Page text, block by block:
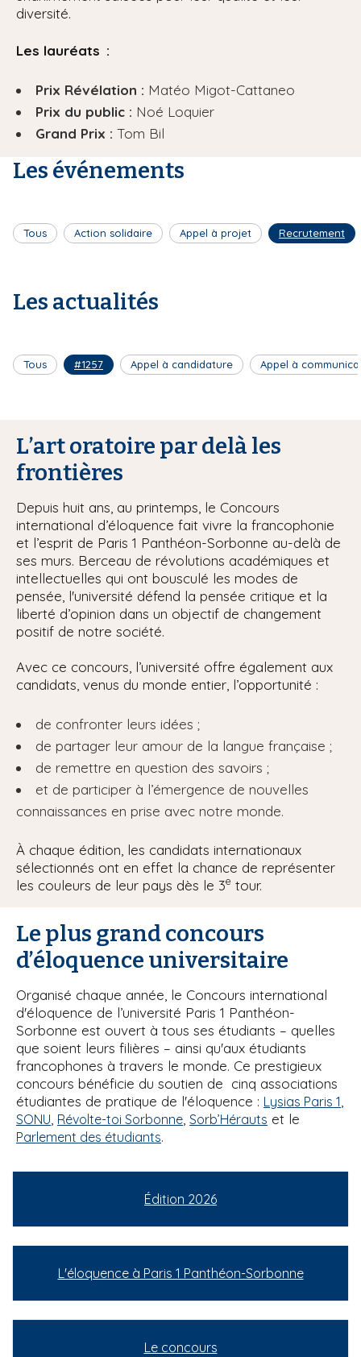
diversité.
Les lauréats :
Prix Révélation : Matéo Migot-Cattaneo
Prix du public : Noé Loquier
Grand Prix : Tom Bil
Les événements
Tous Action solidaire Appel à projet Recrutement
Les actualités
Tous #1257 Appel à candidature Appel à
L’art oratoire par delà les
frontières
Depuis huit ans, au printemps, le Concours
international d’éloquence fait vivre la francophonie
et l’esprit de Paris 1 Panthéon-Sorbonne au-delà de
ses murs. Berceau de révolutions académiques et
intellectuelles qui ont bousculé les modes de
pensée, l'université défend la pensée critique et la
liberté d’opinion dans un objectif de changement
positif de notre société.
Avec ce concours, l’université offre également aux
candidats, venus du monde entier, l’opportunité :
de confronter leurs idées ;
de partager leur amour de la langue française ;
de remettre en question des savoirs ;
et de participer à l’émergence de nouvelles
connaissances en prise avec notre monde.
À chaque édition, les candidats internationaux
sélectionnés ont en effet la chance de représenter
les couleurs de leur pays dès le 3e tour.
Le plus grand concours
d’éloquence universitaire
Organisé chaque année, le Concours international
d'éloquence de l’université Paris 1 Panthéon-
Sorbonne est ouvert à tous ses étudiants – quelles
que soient leurs filières – ainsi qu'aux étudiants
francophones à travers le monde. Ce prestigieux
concours bénéficie du soutien de cinq associations
étudiantes de pratique de l'éloquence : Lysias Paris 1
SONU Révolte-toi Sorbonne Sorb’Hérauts et le
Parlement des étudiants.
Édition 2026
L'éloquence à Paris 1 Panthéon-Sorbonne
Le concours